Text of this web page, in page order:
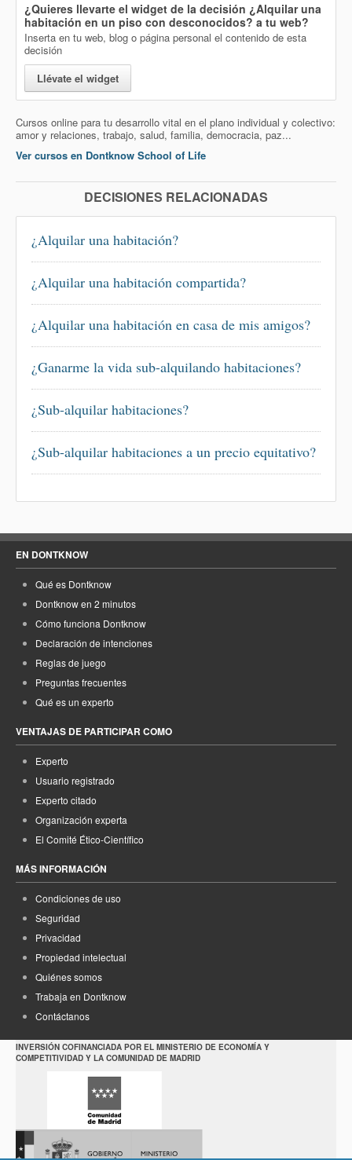
¿Quieres llevarte el widget de la decisión ¿Alquilar una
habitación en un piso con desconocidos? a tu web?
Inserta en tu web, blog o página personal el contenido de esta
decisión
Llévate el widget
Cursos online para tu desarrollo vital en el plano individual y colectivo:
amor y relaciones, trabajo, salud, familia, democracia, paz...
Ver cursos en Dontknow School of Life
DECISIONES RELACIONADAS
¿Alquilar una habitación?
¿Alquilar una habitación compartida?
¿Alquilar una habitación en casa de mis amigos?
¿Ganarme la vida sub-alquilando habitaciones?
¿Sub-alquilar habitaciones?
¿Sub-alquilar habitaciones a un precio equitativo?
EN DONTKNOW
Qué es Dontknow
Dontknow en 2 minutos
Cómo funciona Dontknow
Declaración de intenciones
Reglas de juego
Preguntas frecuentes
Qué es un experto
VENTAJAS DE PARTICIPAR COMO
Experto
Usuario registrado
Experto citado
Organización experta
El Comité Ético-Científico
MÁS INFORMACIÓN
Condiciones de uso
Seguridad
Privacidad
Propiedad intelectual
Quiénes somos
Trabaja en Dontknow
Contáctanos
INVERSIÓN COFINANCIADA POR EL MINISTERIO DE ECONOMÍA Y
COMPETITIVIDAD Y LA COMUNIDAD DE MADRID